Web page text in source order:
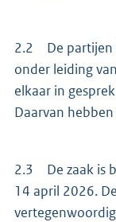
2.2 De partijen
onder leiding
elkaar in
Daarvan
2.3 De zaak is
14 april 2026.